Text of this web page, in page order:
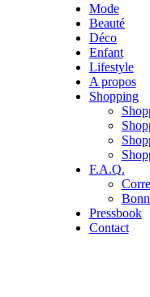
Mode
Beauté
Déco
Enfant
Lifestyle
A propos
Shopping
F.A.Q.
Pressbook
Contact